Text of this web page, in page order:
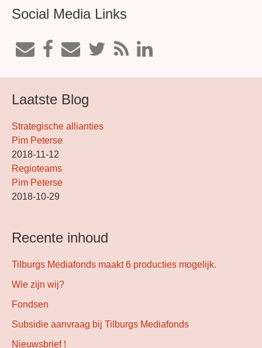
Social Media Links
Laatste Blog
Strategische allianties
Pim Peterse
2018-11-12
Regioteams
Pim Peterse
2018-10-29
Recente inhoud
Tilburgs Mediafonds maakt 6 producties mogelijk.
Wie zijn wij?
Fondsen
Subsidie aanvraag bij Tilburgs Mediafonds
Nieuwsbrief !